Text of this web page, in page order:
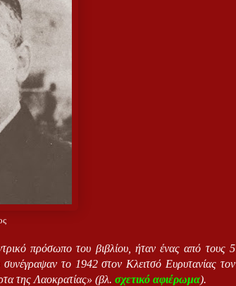
πρόσωπο του βιβλίου, ήταν ένας από τους 5
το 1942 στον Κλειτσό Ευρυτανίας τον
της Λαοκρατίας» (βλ. σχετικό αφιέρωμα).